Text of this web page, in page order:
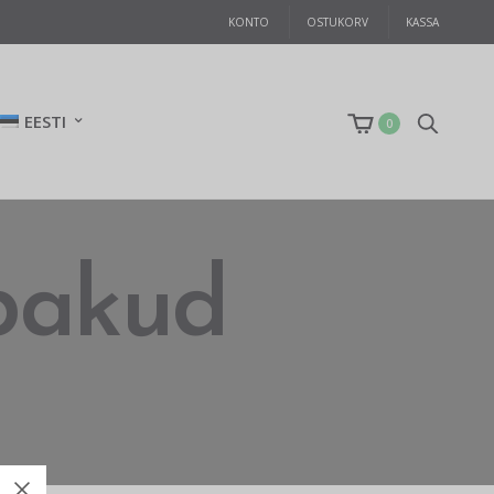
KONTO OSTUKORV KASSA
EESTI 0